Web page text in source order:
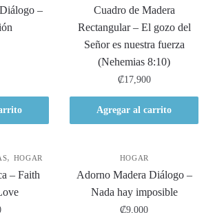
–
Cuadro de Madera
Rectangular – El gozo del
Señor es nuestra fuerza
(Nehemias 8:10)
₡17,900
Agregar al carrito
, HOGAR
– Faith
HOGAR
Adorno Madera Diálogo –
Nada hay imposible
₡9,000